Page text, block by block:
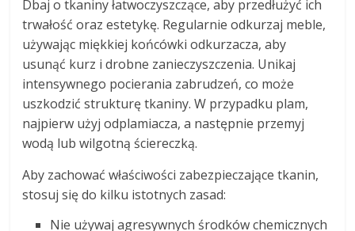
Dbaj o tkaniny łatwoczyszczące, aby przedłużyć ich
trwałość oraz estetykę. Regularnie odkurzaj meble,
używając miękkiej końcówki odkurzacza, aby
usunąć kurz i drobne zanieczyszczenia. Unikaj
intensywnego pocierania zabrudzeń, co może
uszkodzić strukturę tkaniny. W przypadku plam,
najpierw użyj odplamiacza, a następnie przemyj
wodą lub wilgotną ściereczką.
Aby zachować właściwości zabezpieczające tkanin,
stosuj się do kilku istotnych zasad:
Nie używaj agresywnych środków chemicznych